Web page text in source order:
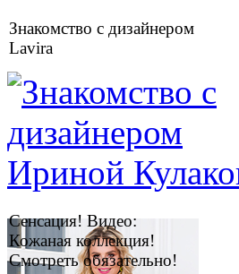
Знакомство с дизайнером
Lavira
Сенсация! Видео:
Кожаная коллекция!
Смотреть обязательно!